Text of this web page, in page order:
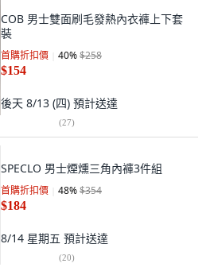
COB 男士雙面刷毛發熱內衣褲上下套
裝
首購折扣價 40%$258
$154
後天 8/13 (四) 預計送達
(27)
SPECLO 男士煙燻三角內褲3件組
首購折扣價 48%$354
$184
8/14 星期五 預計送達
(20)